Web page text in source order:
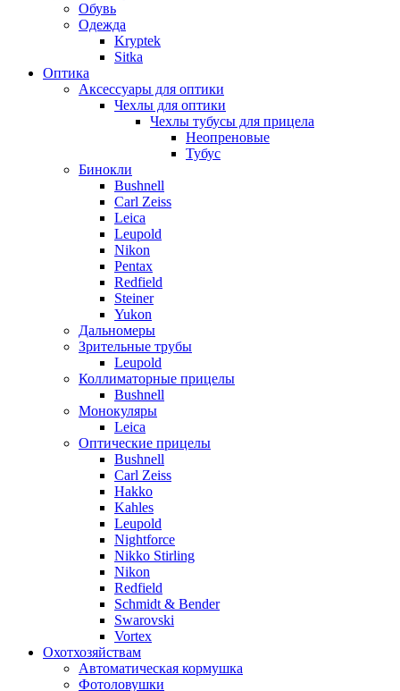
Обувь
Одежда
Kryptek
Sitka
Оптика
Аксессуары для оптики
Чехлы для оптики
Чехлы тубусы для прицела
Неопреновые
Тубус
Бинокли
Bushnell
Carl Zeiss
Leica
Leupold
Nikon
Pentax
Redfield
Steiner
Yukon
Дальномеры
Зрительные трубы
Leupold
Коллиматорные прицелы
Bushnell
Монокуляры
Leica
Оптические прицелы
Bushnell
Carl Zeiss
Hakko
Kahles
Leupold
Nightforce
Nikko Stirling
Nikon
Redfield
Schmidt & Bender
Swarovski
Vortex
Охотхозяйствам
Автоматическая кормушка
Фотоловушки